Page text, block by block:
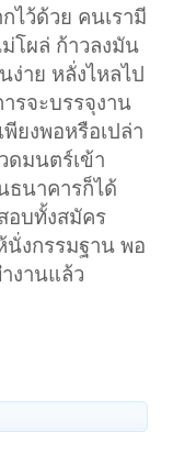
ไว้ด้วย คนเรามี
โผล่ ก้าวลงมัน
าย หลั่งไหลไป
รจะบรรจุงาน
ยงพอหรือเปล่า
ดมนตร์เข้า
ธนาคารก็ได้
อบทั้งสมัคร
นั่งกรรมฐาน พอ
งานแล้ว